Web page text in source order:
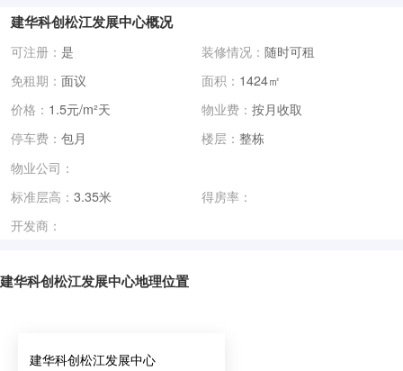
建华科创松江发展中心概况
可注册： 是 装修情况： 随时可租
免租期： 面议 面积： 1424㎡
价格： 1.5元/m²天 物业费： 按月收取
停车费： 包月 楼层： 整栋
物业公司：
标准层高： 3.35米
得房率：
开发商：
建华科创松江发展中心地理位置
建华科创松江发展中心